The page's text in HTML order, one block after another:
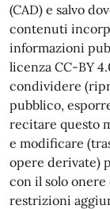
(CAD) e salvo
contenuti
informazioni
licenza CC-BY
condividere
pubblico,
recitare questo
e modificare
opere derivate)
con il solo
restrizioni